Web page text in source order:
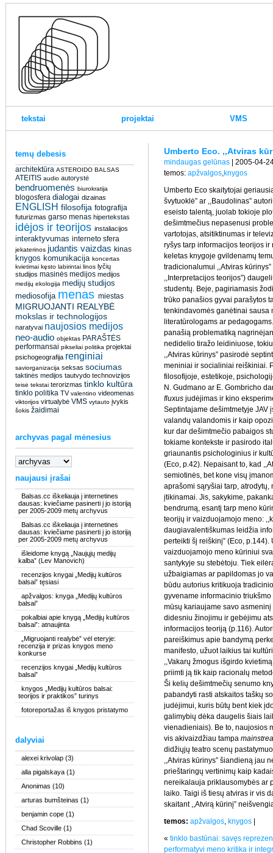
tekstai projektai VMS
temų debesis
architektūra ASTEROIDO BALSAS
ATEITIS audio autorystė
bendruomenės biurokratija
blogosfera dialogai dizainas
ENGLISH filosofija fotografija
futurizmas garso menas hipertekstas
idėjos ir teorijos instaliacijos
interaktyvumas interneto sfera
jekaterinos judantis vaizdas kinas
knygos komunikacija koncertas
kvietimai kęsto labirintai linos lyčių
studijos masinės medijos medijos
medijų ekologija medijų studijos
mediosofija menas miestas
MIGRUOJANTI REALYBĖ
mokslas ir technologijos
naratyvai naujosios medijos
neo-audio objektas PARAŠTĖS
performansai pikseliai politika projektai
psichogeografija renginiai
saviorganizacija seksas sociumas
taktinės medijos tautvydo technovizijos
teisė tekstai terorizmas tinklo kultūra
tinklo politika TV valentino videomenas
viktorijos virtualybė VMS vytauto įvykis
šokis žaidimai
archyvas pagal mėnesius
naujausi įrašai
Balsas.cc iškeliauja į internetines
dausas: kviečiame pasinerti į jo istoriją
per 2005-2009 metų archyvus
Balsas.cc iškeliauja į internetines
dausas: kviečiame pasinerti į jo istoriją
per 2005-2009 metų archyvus
išleidome knygą „Naujųjų medijų
kalba” (Lev Manovich)
recenzijos knygai „Medijų kultūros
balsai” tęsiasi
apžvalgos: knyga „Medijų kultūros
balsai”
pokalbiai apie knygą „Medijų kultūros
balsai”: atnaujinta
„Migruojanti realybė” vėl eteryje:
recenzija ir prizas knygos meno
konkurse
recenzijos knygai „Medijų kultūros
balsai”
knygos „Medijų kultūros balsai:
teorijos ir praktikos” turinys
fotoreportažas iš knygos pristatymo
dalyviai
alexei krivolap (3)
alla pigalskaya (1)
Anonimas (10)
arturas bumšteinas (1)
benjamin cope (1)
Chad Scoville (1)
Christopher Robbins (1)
Umberto Eco. ,,Atviras
mindaugas gelūnas | 2005-04-
temos: apžvalgos,knygos
Umberto Eco skaitytojai
švytuoklė” ar ,,Baudolinas”
eseisto talentą, juolab tokioje
dešimtmečius nepasenusi
vartotojas, atsitiktinumas ir
ryšys tarp informacijos teorijos
keletas knygoje gvildenamų
tradicionalumui ,,Atviras
,,Interpretacijos teorijos”)
studentų. Beje, pagiriamasis
trūko panašios gyvai parašytos
tenkindavomės ganėtinai sausa
literatūrologams ar
panašią problematiką
nedidelio tiražo leidiniuose,
,,Atviras kūrinys” pasirodė
meniniai ir socialiniai reiškiniai.
filosofijoje, estetikoje,
N. Gudmano ar E. Gombricho
fluxus judėjimas ir kino
Septintajame dešimtmetyje JAV
valandų valandomis ir kaip
kur dar dešimtmečio pabaigos
tokiame kontekste ir pasirodo
griaunantis psichologinius ir
(Eco, p.42). Nepaisant to, kad
semiotinės, bet kone visų
aprašomi sąryšiai tarp,
įtikinamai. Jis, sakykime,
bendrumą, esantį tarp meno
teorijų ir vaizduojamojo meno:
daugiavalentiškumas leidžia
perteikti šį reiškinį” (Eco,
vaizduojamojo meno kūriniui
santykyje su stebėtoju. Tiek
užbaigiamas ar papildomas jo
būdu autorius kritikuoja
gyvename informacinio
mūsų kariaujame savo
didesniu žinojimu ir gebėjimu
informacijos teoriją (p.116).
pareiškimus apie bandymą
manifesto, užuot laikius tai
,,Vakarų žmogus išgirdo
priimti ją tik kaip racionalų
Ši kelių dešimtmečių senumo
pabandyti rasti atskaitos taškų
judėjimui, kuris būtų bent kiek
galimybių dėka daugelis šiais
vienadieniais). Be to, naujosios
vis akivaizdžiau tampa
didžiųjų teatro scenų
,,Atviras kūrinys” šiandieną jau
prieštaringų vertinimų kaip
nereikalauja priklausomybės ar
laiko. Taigi iš tiesų atviras ir vis
skaitant ,,Atvirą kūrinį”
temos: apžvalgos, knygos
« tinklo bastūnai: savęs
performatyvi meno kritika ir